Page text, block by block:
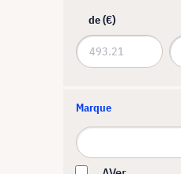
de (€)
Marque